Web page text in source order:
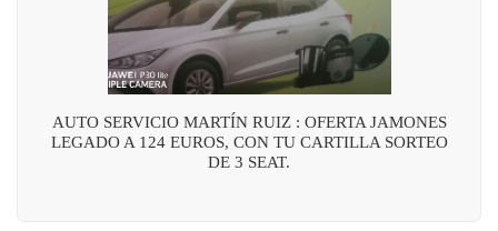
AUTO SERVICIO MARTÍN RUIZ : OFERTA JAMONES
LEGADO A 124 EUROS, CON TU CARTILLA SORTEO
DE 3 SEAT.